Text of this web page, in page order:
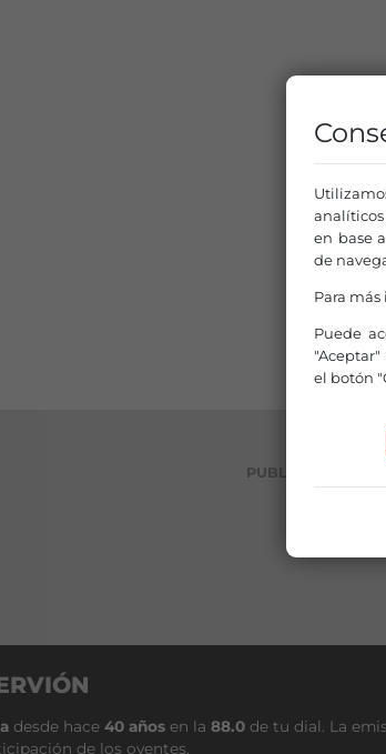
PUBLICIDAD
desde hace 40 años en la 88.0 de tu dial. La
de los oyentes.
en base
de
Para
Puede
el botón